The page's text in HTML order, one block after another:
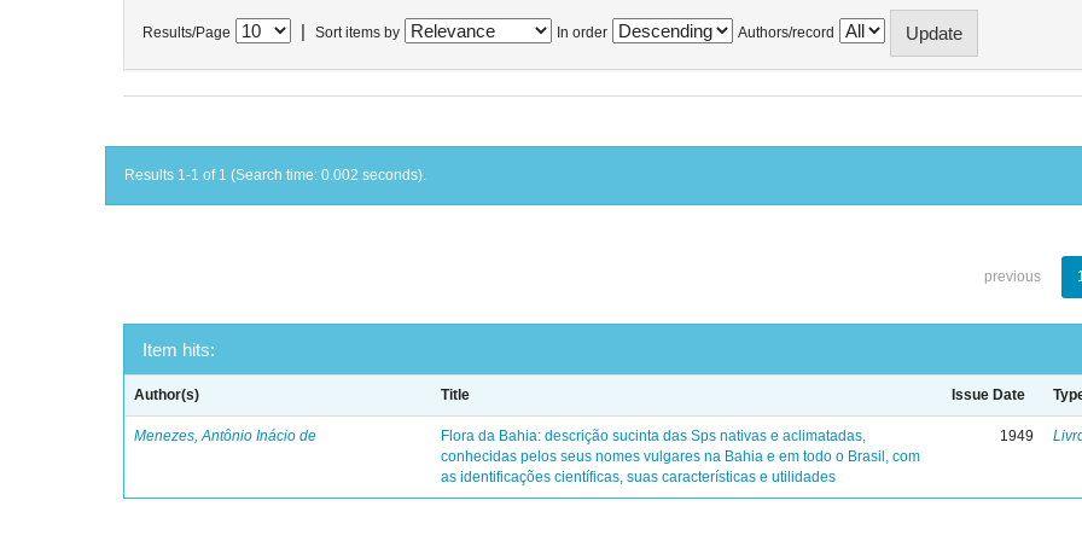
Results/Page Sort items by In order Authors/record
Results 1-1 of 1 (Search time: 0.002 seconds).
previous
Item hits:
Author(s) Title Issue Date
Menezes, Antônio Inácio de
Flora da Bahia: descrição sucinta das Sps nativas e aclimatadas,
conhecidas pelos seus nomes vulgares na Bahia e em todo o Brasil, com
as identificações científicas, suas características e utilidades
1949